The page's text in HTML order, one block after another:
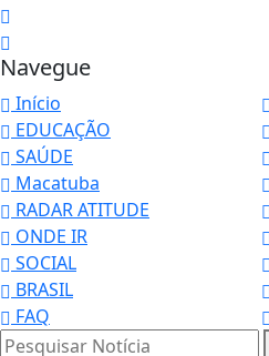
Navegue
Início
EDUCAÇÃO
SAÚDE
Macatuba
RADAR ATITUDE
ONDE IR
SOCIAL
BRASIL
FAQ
Pesquisar Notícia